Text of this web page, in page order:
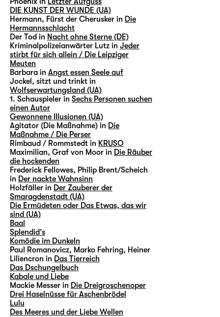
DIE KUNST DER WUNDE (UA)
Hermann, Fürst der Cherusker in Die
Hermannsschlacht
Der Tod in Nacht ohne Sterne (DE)
Kriminalpolizeianwärter Lutz in Jeder
stirbt für sich allein / Die Leipziger
Meuten
Barbara in Angst essen Seele auf
Jockel, sitzt und trinkt in
Wolfserwartungsland (UA)
1. Schauspieler in Sechs Personen suchen
einen Autor
Gewonnene Illusionen (UA)
Agitator (Die Maßnahme) in Die
Maßnahme / Die Perser
Rimbaud / Rommstedt in KRUSO
Maximilian, Graf von Moor in Die Räuber
die hockenden
Frederick Fellowes, Philip Brent/Scheich
in Der nackte Wahnsinn
Holzfäller in Der Zauberer der
Smaragdenstadt (UA)
Die Ermüdeten oder Das Etwas, das wir
sind (UA)
Baal
Splendid’s
Komödie im Dunkeln
Paul Romanovicz, Marko Fehring, Heiner
Liliencron in Das Tierreich
Das Dschungelbuch
Kabale und Liebe
Mackie Messer in Die Dreigroschenoper
Drei Haselnüsse für Aschenbrödel
Lulu
Des Meeres und der Liebe Wellen